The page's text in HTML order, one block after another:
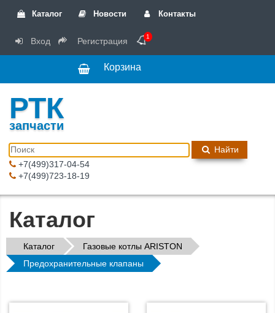
Каталог Новости Контакты
Вход Регистрация 1
Корзина
РТК
запчасти
Найти
+7(499)317-04-54
+7(499)723-18-19
Каталог
Каталог
Газовые котлы ARISTON
Предохранительные клапаны